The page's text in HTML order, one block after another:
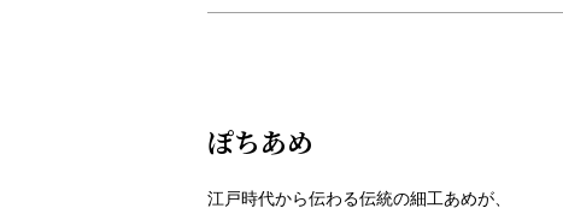
ぽちあめ
江戸時代から伝わる伝統の細工あめが、